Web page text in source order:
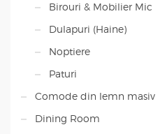
Birouri & Mobilier Mic
Dulapuri (Haine)
Noptiere
Paturi
Comode din lemn masiv
Dining Room